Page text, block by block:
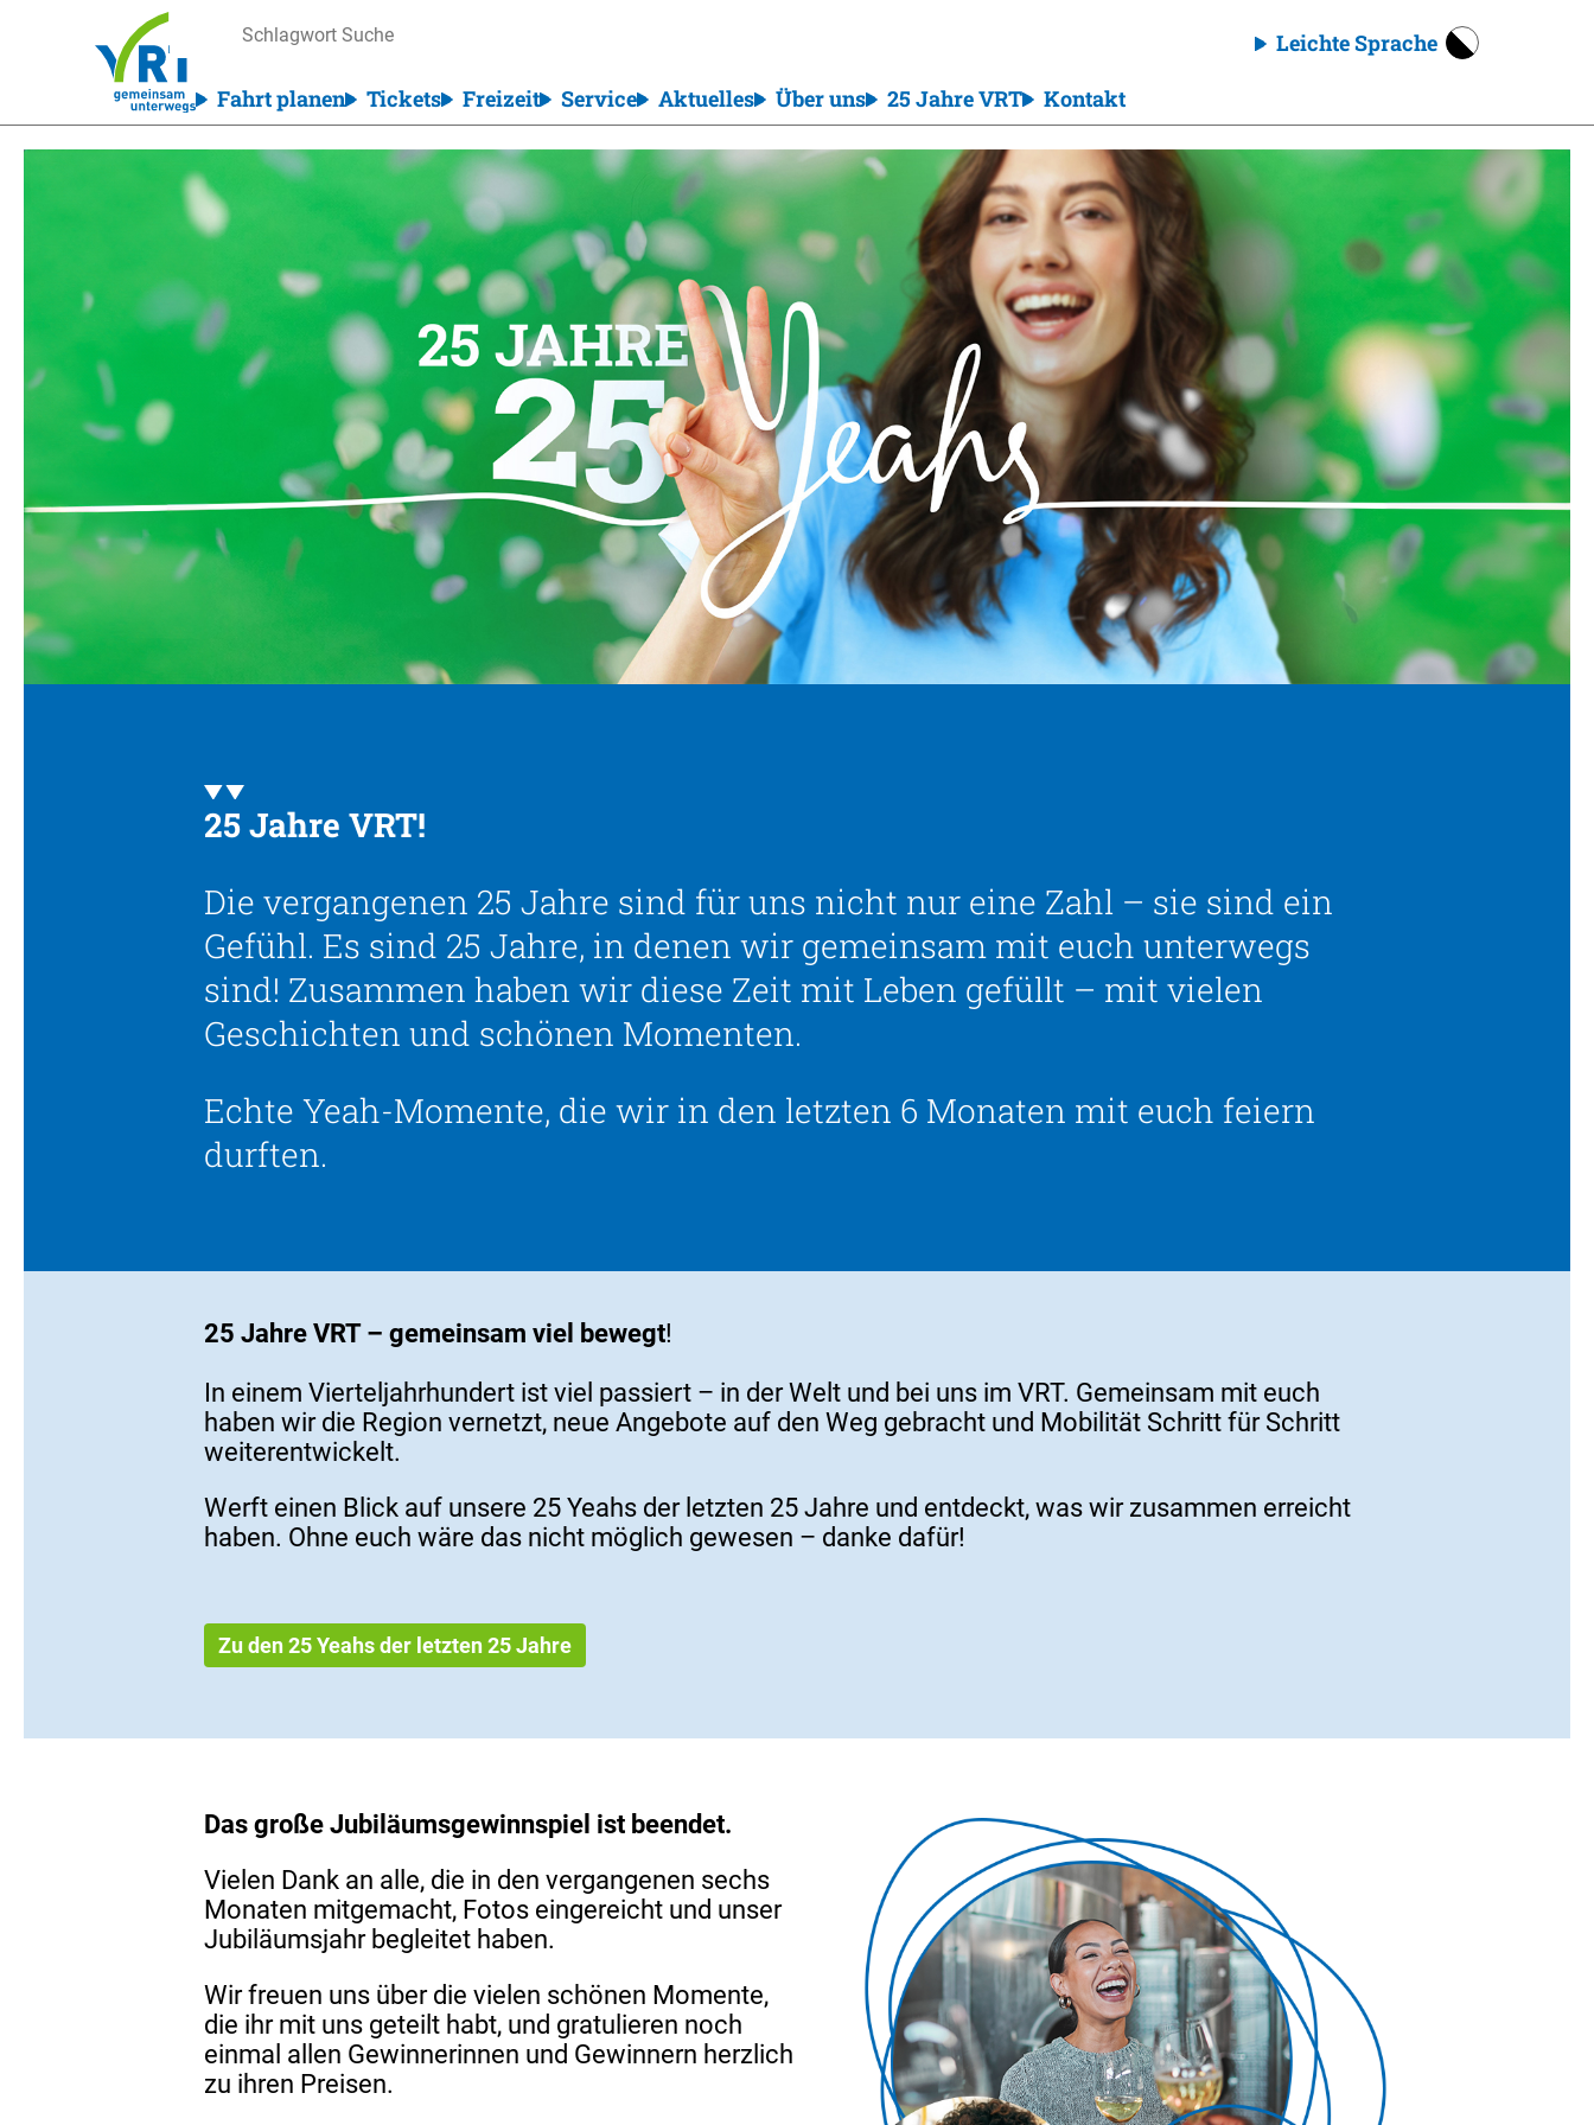
Fahrt planen Tickets Freizeit Service Aktuelles Über uns 25 Jahre VRT Kontakt
Leichte Sprache
25 Jahre VRT!
Die vergangenen 25 Jahre sind für uns nicht nur eine Zahl – sie sind ein
Gefühl. Es sind 25 Jahre, in denen wir gemeinsam mit euch unterwegs
sind! Zusammen haben wir diese Zeit mit Leben gefüllt – mit vielen
Geschichten und schönen Momenten.
Echte Yeah-Momente, die wir in den letzten 6 Monaten mit euch feiern
durften.
25 Jahre VRT – gemeinsam viel bewegt!
In einem Vierteljahrhundert ist viel passiert – in der Welt und bei uns im VRT. Gemeinsam mit euch
haben wir die Region vernetzt, neue Angebote auf den Weg gebracht und Mobilität Schritt für Schritt
weiterentwickelt.
Werft einen Blick auf unsere 25 Yeahs der letzten 25 Jahre und entdeckt, was wir zusammen erreicht
haben. Ohne euch wäre das nicht möglich gewesen – danke dafür!
Zu den 25 Yeahs der letzten 25 Jahre
Das große Jubiläumsgewinnspiel ist beendet.
Vielen Dank an alle, die in den vergangenen sechs
Monaten mitgemacht, Fotos eingereicht und unser
Jubiläumsjahr begleitet haben.
Wir freuen uns über die vielen schönen Momente,
die ihr mit uns geteilt habt, und gratulieren noch
einmal allen Gewinnerinnen und Gewinnern herzlich
zu ihren Preisen.